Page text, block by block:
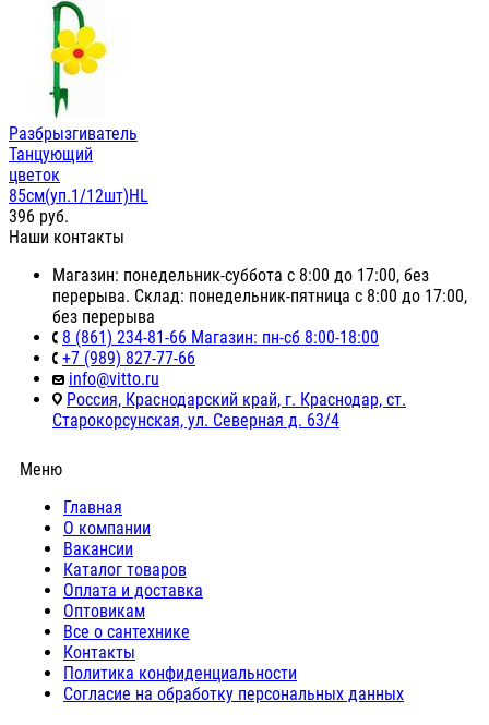
Разбрызгиватель
Танцующий
цветок
85см(уп.1/12шт)HL
396 руб.
Наши контакты
Магазин: понедельник-суббота с 8:00 до 17:00, без
перерыва. Склад: понедельник-пятница с 8:00 до 17:00,
без перерыва
8 (861) 234-81-66 Магазин: пн-сб 8:00-18:00
+7 (989) 827-77-66
info@vitto.ru
Россия, Краснодарский край, г. Краснодар, ст.
Старокорсунская, ул. Северная д. 63/4
Меню
Главная
О компании
Вакансии
Каталог товаров
Оплата и доставка
Оптовикам
Все о сантехнике
Контакты
Политика конфиденциальности
Согласие на обработку персональных данных